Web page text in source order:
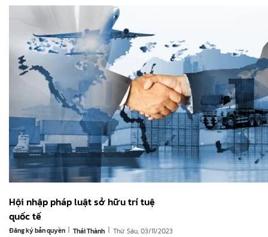
Hội nhập pháp luật sở hữu trí tuệ
quốc tế
Đăng ký bản quyền | Thái Thành | Thứ Sáu, 03/11/2023